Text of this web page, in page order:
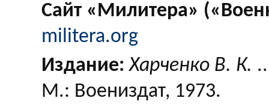
Сайт «Милитера»
militera.org
Издание: Харченко В. К.
М.: Воениздат, 1973.